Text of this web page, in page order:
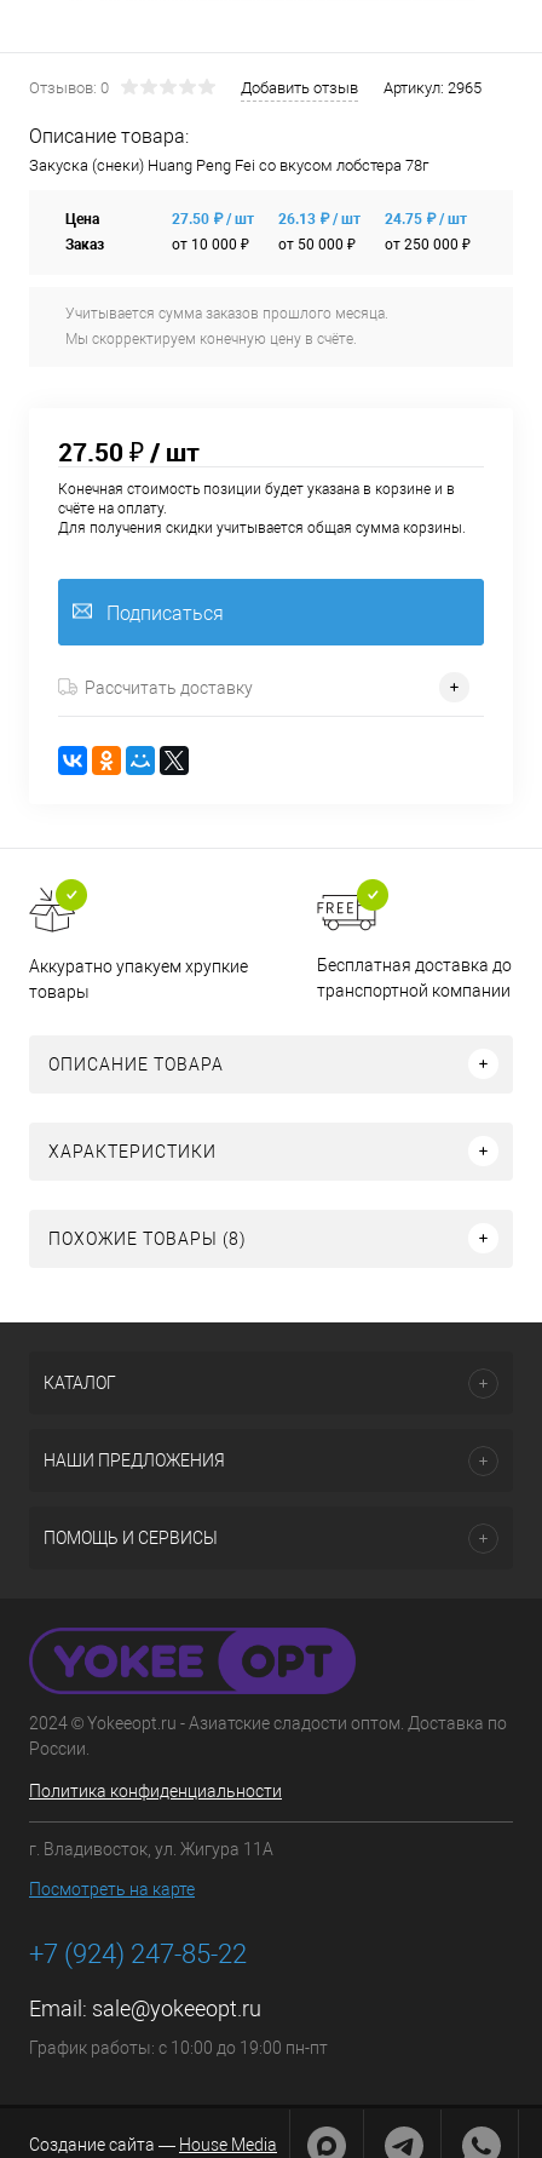
Отзывов: 0 Добавить отзыв Артикул: 2965
Описание товара:
Закуска (снеки) Huang Peng Fei со вкусом лобстера 78г
Цена
Заказ
27.50 ₽ / шт
от 10 000 ₽
26.13 ₽ / шт
от 50 000 ₽
24.75 ₽ / шт
от 250 000 ₽
Учитывается сумма заказов прошлого месяца.
Мы скорректируем конечную цену в счёте.
27.50 ₽/ шт
Конечная стоимость позиции будет указана в корзине и в
счёте на оплату.
Для получения скидки учитывается общая сумма корзины.
Подписаться
Рассчитать доставку
Аккуратно упакуем хрупкие
товары
Бесплатная доставка до
транспортной компании
ОПИСАНИЕ ТОВАРА
ХАРАКТЕРИСТИКИ
ПОХОЖИЕ ТОВАРЫ (8)
КАТАЛОГ
НАШИ ПРЕДЛОЖЕНИЯ
ПОМОЩЬ И СЕРВИСЫ
2024 © Yokeeopt.ru - Азиатские сладости оптом. Доставка по
России.
Политика конфиденциальности
г. Владивосток, ул. Жигура 11А
Посмотреть на карте
+7 (924) 247-85-22
Email: sale@yokeeopt.ru
График работы: с 10:00 до 19:00 пн-пт
Создание сайта — House Media